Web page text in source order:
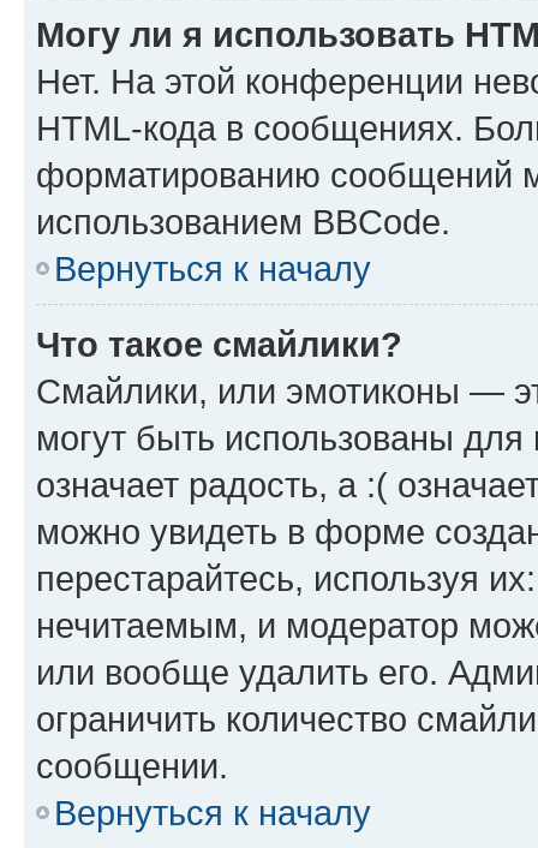
Могу ли я использовать
Нет. На этой конференции
HTML-кода в сообщениях.
форматированию сообщений
использованием BBCode.
Вернуться к началу
Что такое смайлики?
Смайлики, или эмотиконы —
могут быть использованы
означает радость, а :(
можно увидеть в форме
перестарайтесь, используя
нечитаемым, и модератор
или вообще удалить его.
ограничить количество
сообщении.
Вернуться к началу